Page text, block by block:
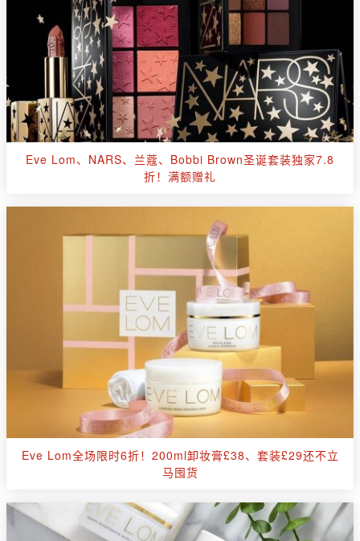
Eve Lom、NARS、兰蔻、Bobbi Brown圣诞套装独家7.8
折！满额赠礼
Eve Lom全场限时6折！200ml卸妆膏£38、套装£29还不立
马囤货